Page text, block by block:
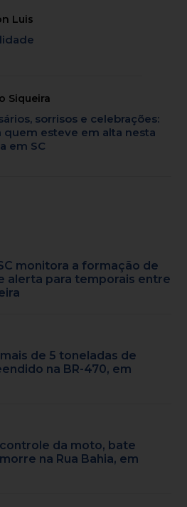
Luis
Siqueira
sorrisos e celebrações:
quem esteve em alta nesta
em SC
monitora a formação de
alerta para temporais entre
de 5 toneladas de
na BR-470, em
da moto, bate
na Rua Bahia, em